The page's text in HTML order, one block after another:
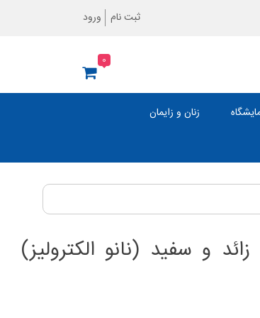
ثبت نام ورود
0
زنان و زایمان
و سفید (نانو الکترولیز)